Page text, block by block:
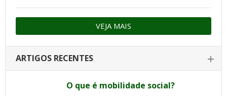
VEJA MAIS
ARTIGOS RECENTES
O que é mobilidade social?